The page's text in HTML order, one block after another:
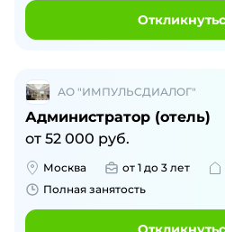
АО "ИМПУЛЬСДИАЛОГ"
Администратор (отель)
от 52 000 руб.
Москва от 1 до 3 лет
Полная занятость